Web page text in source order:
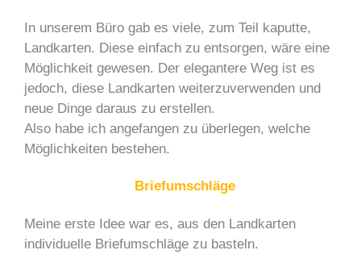
In unserem Büro gab es viele, zum Teil kaputte,
Landkarten. Diese einfach zu entsorgen, wäre eine
Möglichkeit gewesen. Der elegantere Weg ist es
jedoch, diese Landkarten weiterzuverwenden und
neue Dinge daraus zu erstellen.
Also habe ich angefangen zu überlegen, welche
Möglichkeiten bestehen.
Briefumschläge
Meine erste Idee war es, aus den Landkarten
individuelle Briefumschläge zu basteln.